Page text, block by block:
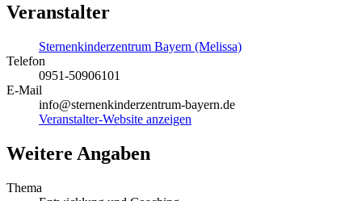
Veranstalter
Sternenkinderzentrum Bayern (Melissa)
Telefon
0951-50906101
E-Mail
info@sternenkinderzentrum-bayern.de
Veranstalter-Website anzeigen
Weitere Angaben
Thema